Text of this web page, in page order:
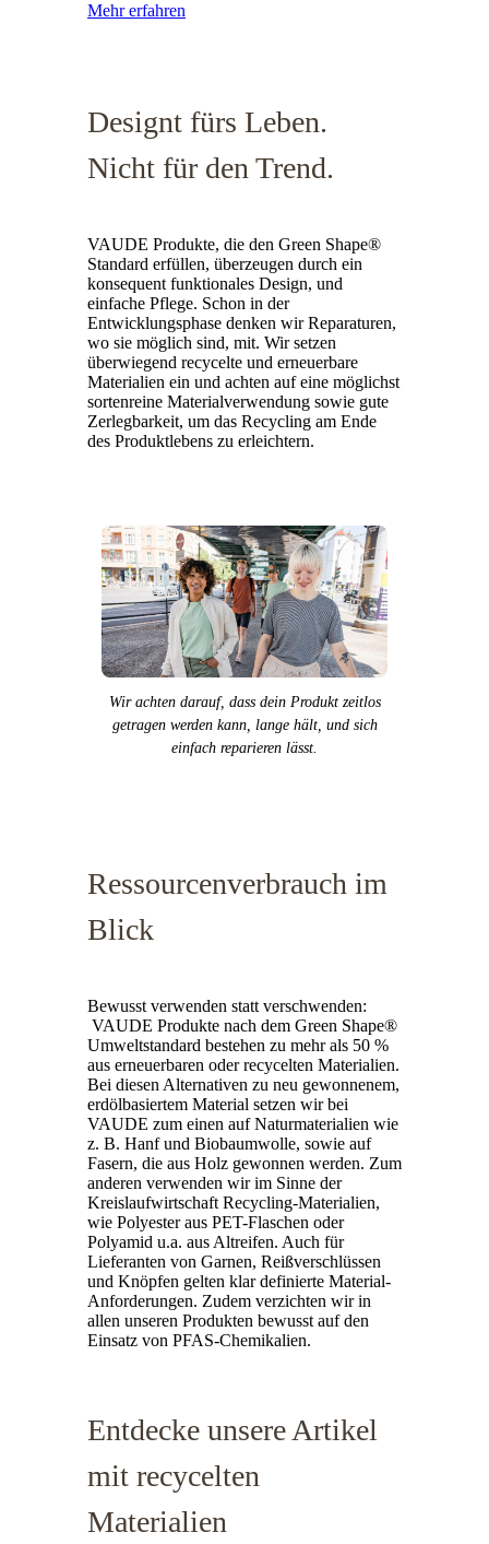
Mehr erfahren
Designt fürs Leben.
Nicht für den Trend.
VAUDE Produkte, die den Green Shape®
Standard erfüllen, überzeugen durch ein
konsequent funktionales Design, und
einfache Pflege. Schon in der
Entwicklungsphase denken wir Reparaturen,
wo sie möglich sind, mit. Wir setzen
überwiegend recycelte und erneuerbare
Materialien ein und achten auf eine möglichst
sortenreine Materialverwendung sowie gute
Zerlegbarkeit, um das Recycling am Ende
des Produktlebens zu erleichtern.
Wir achten darauf, dass dein Produkt zeitlos
getragen werden kann, lange hält, und sich
einfach reparieren lässt.
Ressourcenverbrauch im
Blick
Bewusst verwenden statt verschwenden:
VAUDE Produkte nach dem Green Shape®
Umweltstandard bestehen zu mehr als 50 %
aus erneuerbaren oder recycelten Materialien.
Bei diesen Alternativen zu neu gewonnenem,
erdölbasiertem Material setzen wir bei
VAUDE zum einen auf Naturmaterialien wie
z. B. Hanf und Biobaumwolle, sowie auf
Fasern, die aus Holz gewonnen werden. Zum
anderen verwenden wir im Sinne der
Kreislaufwirtschaft Recycling-Materialien,
wie Polyester aus PET-Flaschen oder
Polyamid u.a. aus Altreifen. Auch für
Lieferanten von Garnen, Reißverschlüssen
und Knöpfen gelten klar definierte Material-
Anforderungen. Zudem verzichten wir in
allen unseren Produkten bewusst auf den
Einsatz von PFAS-Chemikalien.
Entdecke unsere Artikel
mit recycelten
Materialien